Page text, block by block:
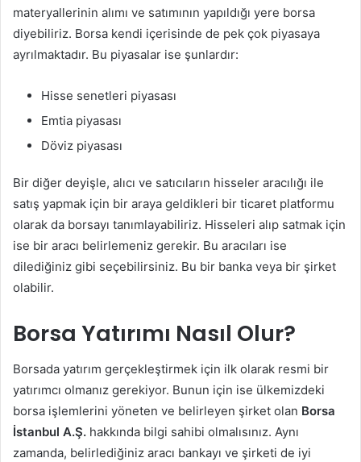
materyallerinin alımı ve satımının yapıldığı yere borsa
diyebiliriz. Borsa kendi içerisinde de pek çok piyasaya
ayrılmaktadır. Bu piyasalar ise şunlardır:
Hisse senetleri piyasası
Emtia piyasası
Döviz piyasası
Bir diğer deyişle, alıcı ve satıcıların hisseler aracılığı ile
satış yapmak için bir araya geldikleri bir ticaret platformu
olarak da borsayı tanımlayabiliriz. Hisseleri alıp satmak için
ise bir aracı belirlemeniz gerekir. Bu aracıları ise
dilediğiniz gibi seçebilirsiniz. Bu bir banka veya bir şirket
olabilir.
Borsa Yatırımı Nasıl Olur?
Borsada yatırım gerçekleştirmek için ilk olarak resmi bir
yatırımcı olmanız gerekiyor. Bunun için ise ülkemizdeki
borsa işlemlerini yöneten ve belirleyen şirket olan Borsa
İstanbul A.Ş. hakkında bilgi sahibi olmalısınız. Aynı
zamanda, belirlediğiniz aracı bankayı ve şirketi de iyi